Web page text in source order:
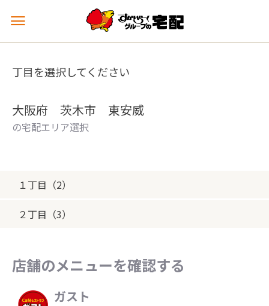
メ
ュ
を
丁目を選択してください
大阪府 茨木市 東安威
の宅配エリア選択
１丁目（2）
２丁目（3）
店舗のメニューを確認する
ガスト